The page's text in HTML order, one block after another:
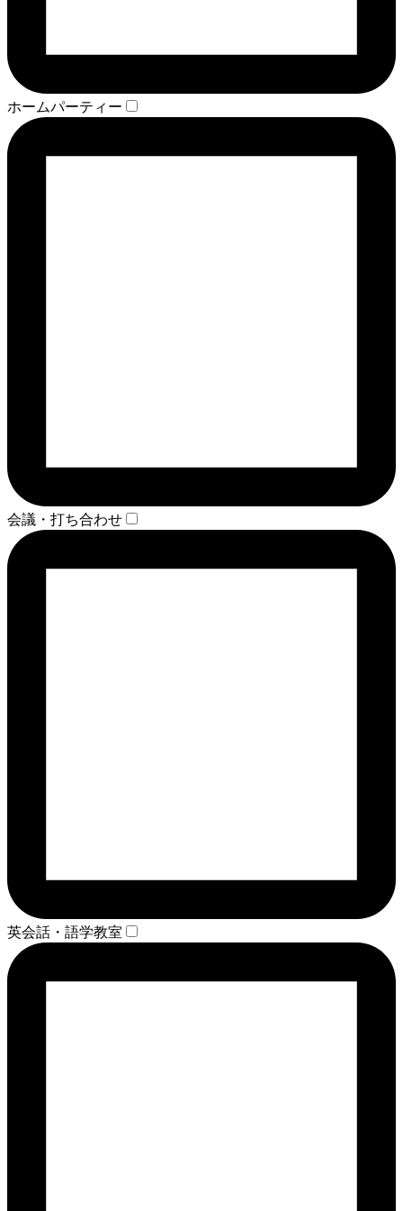
ホームパーティー
会議・打ち合わせ
英会話・語学教室